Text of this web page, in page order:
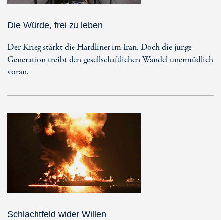
Die Würde, frei zu leben
Der Krieg stärkt die Hardliner im Iran. Doch die junge
Generation treibt den gesellschaftlichen Wandel unermüdlich
voran.
Schlachtfeld wider Willen